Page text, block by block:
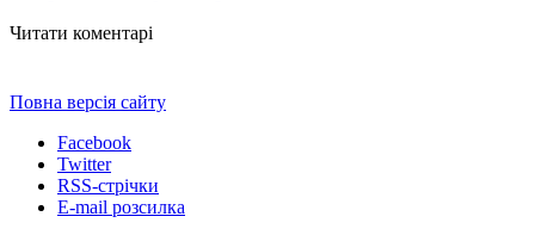
Читати коментарі
Повна версія сайту
Facebook
Twitter
RSS-стрічки
E-mail розсилка